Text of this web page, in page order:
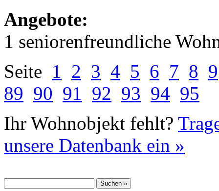
Angebote:
1 seniorenfreundliche
Seite 1 2 3 4 5 6 7 8 9
89 90 91 92 93 94 95
Ihr Wohnobjekt fehlt?
unsere Datenbank ein »